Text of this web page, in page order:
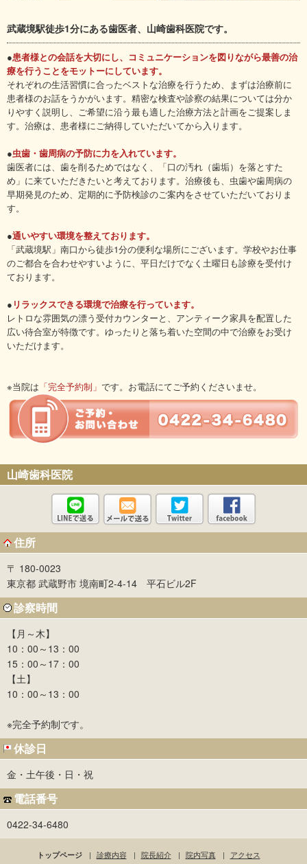
武蔵境駅徒歩1分にある歯医者、山崎歯科医院です。
●患者様との会話を大切にし、コミュニケーションを図りながら最善の治
療を行うことをモットーにしています。
それぞれの生活習慣に合ったベストな治療を行うため、まずは治療前に
患者様のお話をうかがいます。精密な検査や診察の結果については分か
りやすく説明し、ご希望に沿う最も適した治療方法と計画をご提案しま
す。治療は、患者様にご納得していただいてから入ります。
●虫歯・歯周病の予防に力を入れています。
歯医者には、歯を削るためではなく、「口の汚れ（歯垢）を落とすた
め」に来ていただきたいと考えております。治療後も、虫歯や歯周病の
早期発見のため、定期的に予防検診のご案内をさせていただいておりま
す。
●通いやすい環境を整えております。
「武蔵境駅」南口から徒歩1分の便利な場所にございます。学校やお仕事
のご都合を合わせやすいように、平日だけでなく土曜日も診療を受付け
ております。
● リラックスできる環境で治療を行っています。
レトロな雰囲気の漂う受付カウンターと、アンティーク家具を配置した
広い待合室が特徴です。ゆったりと落ち着いた空間の中で治療をお受け
いただけます。
※当院は 「完全予約制」 です。お電話にてご予約くださいませ。
山崎歯科医院
住所
〒 180-0023
東京都 武蔵野市 境南町2-4-14 平石ビル2F
診察時間
【月～木】
10：00～13：00
15：00～17：00
【土】
10：00～13：00
※完全予約制です。
休診日
金・土午後・日・祝
電話番号
0422-34-6480
トップページ | 診療内容 | 院長紹介 | 院内写真 | アクセス